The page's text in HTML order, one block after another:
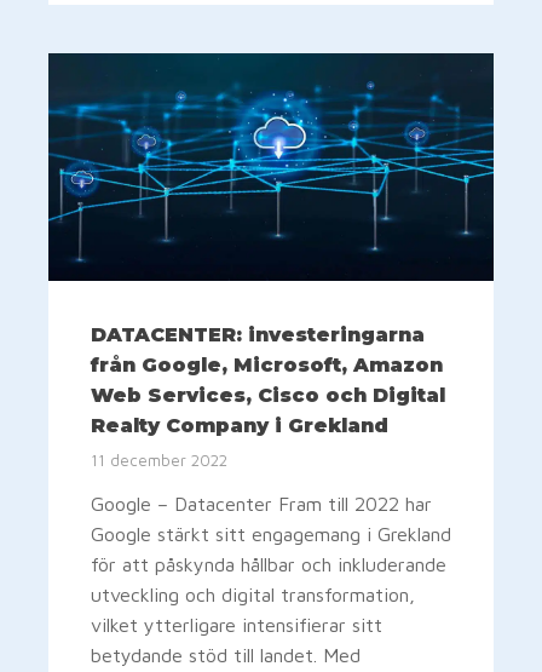
DATACENTER: investeringarna
från Google, Microsoft, Amazon
Web Services, Cisco och Digital
Realty Company i Grekland
11 december 2022
Google – Datacenter Fram till 2022 har
Google stärkt sitt engagemang i Grekland
för att påskynda hållbar och inkluderande
utveckling och digital transformation,
vilket ytterligare intensifierar sitt
betydande stöd till landet. Med